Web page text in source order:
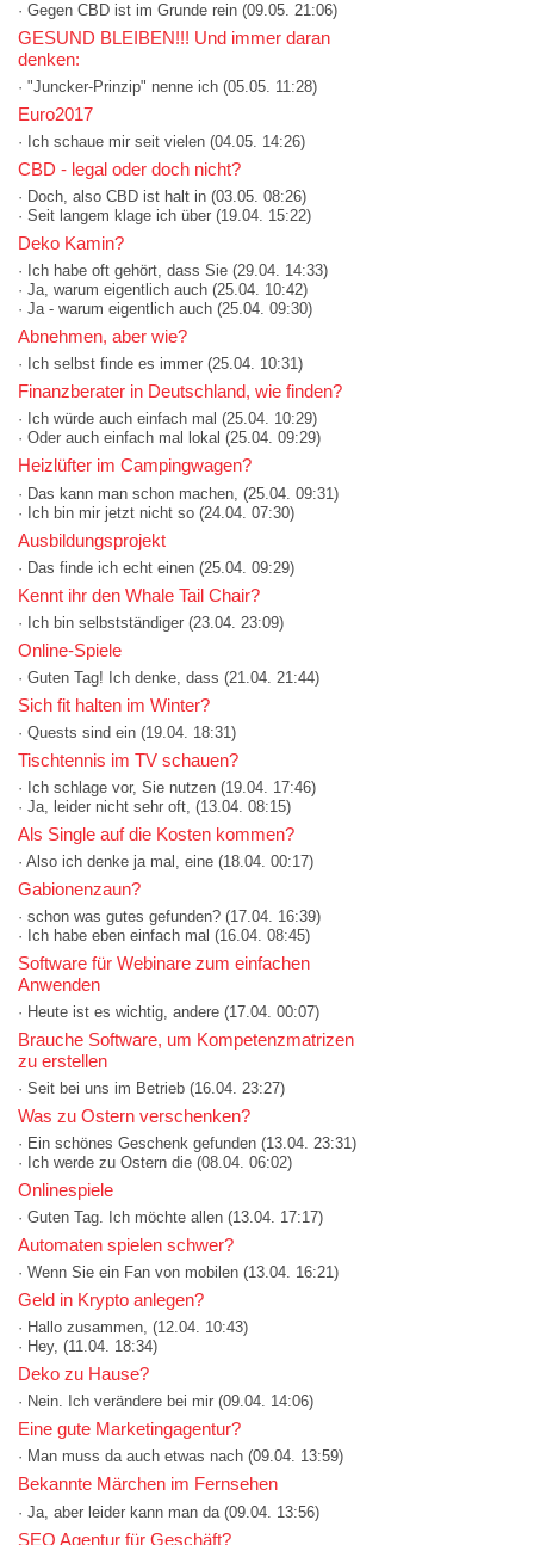
· Gegen CBD ist im Grunde rein (09.05. 21:06)
GESUND BLEIBEN!!! Und immer daran
denken:
· "Juncker-Prinzip" nenne ich (05.05. 11:28)
Euro2017
· Ich schaue mir seit vielen (04.05. 14:26)
CBD - legal oder doch nicht?
· Doch, also CBD ist halt in (03.05. 08:26)
· Seit langem klage ich über (19.04. 15:22)
Deko Kamin?
· Ich habe oft gehört, dass Sie (29.04. 14:33)
· Ja, warum eigentlich auch (25.04. 10:42)
· Ja - warum eigentlich auch (25.04. 09:30)
Abnehmen, aber wie?
· Ich selbst finde es immer (25.04. 10:31)
Finanzberater in Deutschland, wie finden?
· Ich würde auch einfach mal (25.04. 10:29)
· Oder auch einfach mal lokal (25.04. 09:29)
Heizlüfter im Campingwagen?
· Das kann man schon machen, (25.04. 09:31)
· Ich bin mir jetzt nicht so (24.04. 07:30)
Ausbildungsprojekt
· Das finde ich echt einen (25.04. 09:29)
Kennt ihr den Whale Tail Chair?
· Ich bin selbstständiger (23.04. 23:09)
Online-Spiele
· Guten Tag! Ich denke, dass (21.04. 21:44)
Sich fit halten im Winter?
· Quests sind ein (19.04. 18:31)
Tischtennis im TV schauen?
· Ich schlage vor, Sie nutzen (19.04. 17:46)
· Ja, leider nicht sehr oft, (13.04. 08:15)
Als Single auf die Kosten kommen?
· Also ich denke ja mal, eine (18.04. 00:17)
Gabionenzaun?
· schon was gutes gefunden? (17.04. 16:39)
· Ich habe eben einfach mal (16.04. 08:45)
Software für Webinare zum einfachen
Anwenden
· Heute ist es wichtig, andere (17.04. 00:07)
Brauche Software, um Kompetenzmatrizen
zu erstellen
· Seit bei uns im Betrieb (16.04. 23:27)
Was zu Ostern verschenken?
· Ein schönes Geschenk gefunden (13.04. 23:31)
· Ich werde zu Ostern die (08.04. 06:02)
Onlinespiele
· Guten Tag. Ich möchte allen (13.04. 17:17)
Automaten spielen schwer?
· Wenn Sie ein Fan von mobilen (13.04. 16:21)
Geld in Krypto anlegen?
· Hallo zusammen, (12.04. 10:43)
· Hey, (11.04. 18:34)
Deko zu Hause?
· Nein. Ich verändere bei mir (09.04. 14:06)
Eine gute Marketingagentur?
· Man muss da auch etwas nach (09.04. 13:59)
Bekannte Märchen im Fernsehen
· Ja, aber leider kann man da (09.04. 13:56)
SEO Agentur für Geschäft?